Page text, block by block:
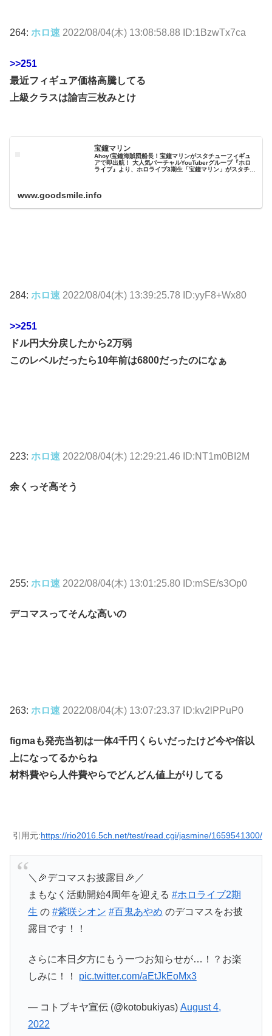
264: ホロ速 2022/08/04(木) 13:08:58.88 ID:1BzwTx7ca
>>251
最近フィギュア価格高騰してる
上級クラスは諭吉三枚みとけ
宝鐘マリン
Ahoy!宝鐘海賊団船長！宝鐘マリンがスタチューフィギュ
アで即出航！ 大人気バーチャルYouTuberグループ『ホロ
ライブ』より、ホロライブ3期生「宝鐘マリン」がスタチュ
www.goodsmile.info
284: ホロ速 2022/08/04(木) 13:39:25.78 ID:yyF8+Wx80
>>251
ドル円大分戻したから2万弱
このレベルだったら10年前は6800だったのになぁ
223: ホロ速 2022/08/04(木) 12:29:21.46 ID:NT1m0BI2M
余くっそ高そう
255: ホロ速 2022/08/04(木) 13:01:25.80 ID:mSE/s3Op0
デコマスってそんな高いの
263: ホロ速 2022/08/04(木) 13:07:23.37 ID:kv2lPPuP0
figmaも発売当初は一体4千円くらいだったけど今や倍以
上になってるからね
材料費やら人件費やらでどんどん値上がりしてる
引用元:https://rio2016.5ch.net/test/read.cgi/jasmine/1659541300/
＼🎉デコマスお披露目🎉／
まもなく活動開始4周年を迎える #ホロライブ2期
生 の #紫咲シオン #百鬼あやめ のデコマスをお披
露目です！！
さらに本日夕方にもう一つお知らせが…！？お楽
しみに！！ pic.twitter.com/aEtJkEoMx3
— コトブキヤ宣伝 (@kotobukiyas) August 4,
2022